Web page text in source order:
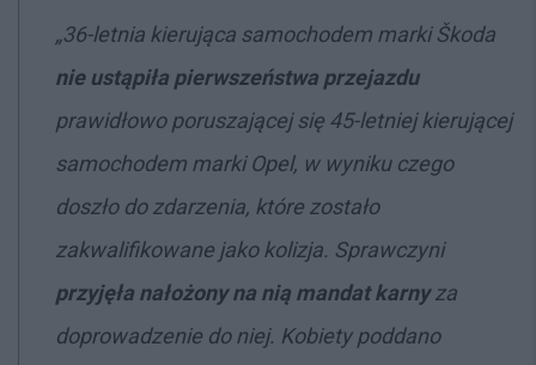
„36-letnia kierująca samochodem marki Škoda
nie ustąpiła pierwszeństwa przejazdu
prawidłowo poruszającej się 45-letniej kierującej
samochodem marki Opel, w wyniku czego
doszło do zdarzenia, które zostało
zakwalifikowane jako kolizja. Sprawczyni
przyjęła nałożony na nią mandat karnyza
doprowadzenie do niej. Kobiety poddano